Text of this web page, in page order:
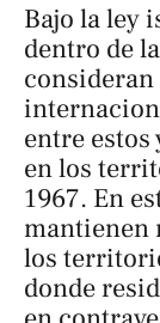
Bajo la ley
dentro de
consideran
entre estos
en los
1967. En
mantienen
los
donde